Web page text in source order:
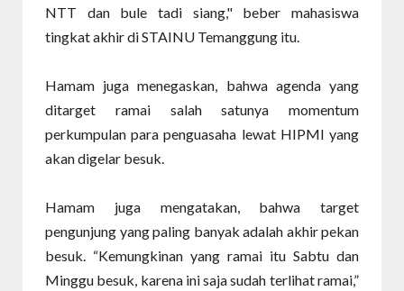
NTT dan bule tadi siang," beber mahasiswa
tingkat akhir di STAINU Temanggung itu.
Hamam juga menegaskan, bahwa agenda yang
ditarget ramai salah satunya momentum
perkumpulan para penguasaha lewat HIPMI yang
akan digelar besuk.
Hamam juga mengatakan, bahwa target
pengunjung yang paling banyak adalah akhir pekan
besuk. “Kemungkinan yang ramai itu Sabtu dan
Minggu besuk, karena ini saja sudah terlihat ramai,”